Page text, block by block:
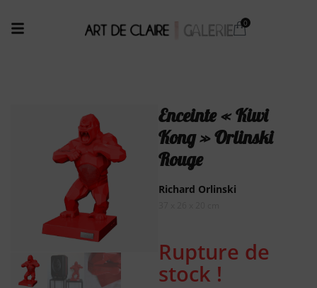
Enceinte « Kiwi
Kong » Orlinski
Rouge
Richard Orlinski
Rupture de
stock !